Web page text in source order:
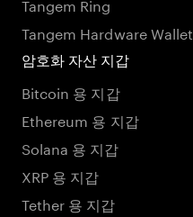
Tangem Hardware Wallet
암호화 자산 지갑
Bitcoin 용 지갑
Ethereum 용 지갑
Solana 용 지갑
XRP 용 지갑
Tether 용 지갑